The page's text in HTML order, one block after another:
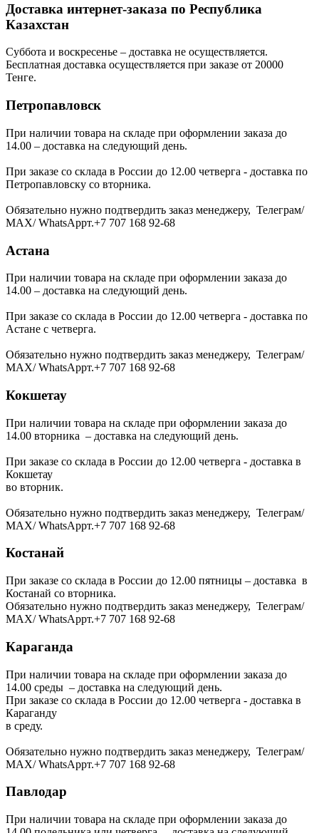
Доставка интернет-заказа по Республика
Казахстан
Суббота и воскресенье – доставка не осуществляется.
Бесплатная доставка осуществляется при заказе от 20000
Тенге.
Петропавловск
При наличии товара на складе при оформлении заказа до
14.00 – доставка на следующий день.
При заказе со склада в России до 12.00 четверга - доставка по
Петропавловску со вторника.
Обязательно нужно подтвердить заказ менеджеру, Телеграм/
МАХ/ WhatsAppт.+7 707 168 92-68
Астана
При наличии товара на складе при оформлении заказа до
14.00 – доставка на следующий день.
При заказе со склада в России до 12.00 четверга - доставка по
Астане с четверга.
Обязательно нужно подтвердить заказ менеджеру, Телеграм/
МАХ/ WhatsAppт.+7 707 168 92-68
Кокшетау
При наличии товара на складе при оформлении заказа до
14.00 вторника – доставка на следующий день.
При заказе со склада в России до 12.00 четверга - доставка в
Кокшетау
во вторник.
Обязательно нужно подтвердить заказ менеджеру, Телеграм/
МАХ/ WhatsAppт.+7 707 168 92-68
Костанай
При заказе со склада в России до 12.00 пятницы – доставка в
Костанай со вторника.
Обязательно нужно подтвердить заказ менеджеру, Телеграм/
МАХ/ WhatsAppт.+7 707 168 92-68
Караганда
При наличии товара на складе при оформлении заказа до
14.00 среды – доставка на следующий день.
При заказе со склада в России до 12.00 четверга - доставка в
Караганду
в среду.
Обязательно нужно подтвердить заказ менеджеру, Телеграм/
МАХ/ WhatsAppт.+7 707 168 92-68
Павлодар
При наличии товара на складе при оформлении заказа до